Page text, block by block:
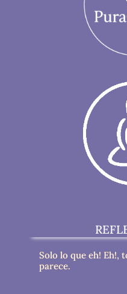
Solo lo que eh! Eh!,
parece.